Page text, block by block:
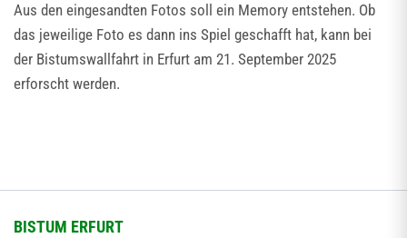
Aus den eingesandten Fotos soll ein Memory entstehen. Ob
das jeweilige Foto es dann ins Spiel geschafft hat, kann bei
der Bistumswallfahrt in Erfurt am 21. September 2025
erforscht werden.
BISTUM ERFURT